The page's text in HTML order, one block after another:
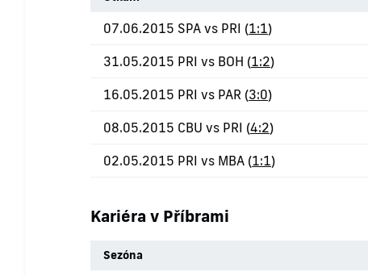
07.06.2015 SPA vs PRI (1:1)
31.05.2015 PRI vs BOH (1:2)
16.05.2015 PRI vs PAR (3:0)
08.05.2015 CBU vs PRI (4:2)
02.05.2015 PRI vs MBA (1:1)
Kariéra v Příbrami
Sezóna